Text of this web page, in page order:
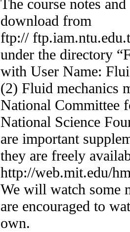
The course notes
download from
ftp://
under the directory
with User Name:
(2) Fluid mechanics
National Committee
National Science
are important
they are freely
http://web.mit.edu/
We will watch some
are encouraged to
own.